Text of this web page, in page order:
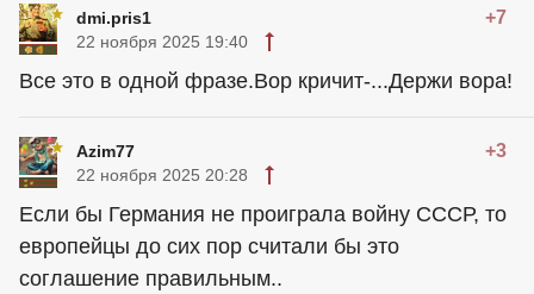
dmi.pris1 +7
22 ноября 2025 19:40
Все это в одной фразе.Вор кричит-...Держи вора!
Azim77 +3
22 ноября 2025 20:28
Если бы Германия не проиграла войну СССР, то
европейцы до сих пор считали бы это
соглашение правильным..